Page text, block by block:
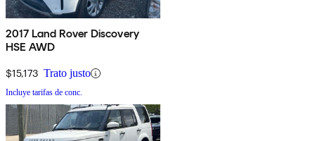
2017 Land Rover Discovery
HSE AWD
$15,173 Trato justo
Incluye tarifas de conc.